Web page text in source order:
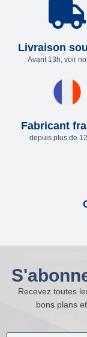
Livraison
Avant 13h, voir
Fabricant
depuis plus de
Recevez toutes
bons plans